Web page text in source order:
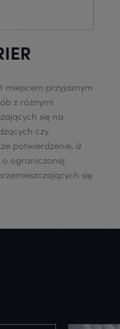
miejscem przyjaznym
z różnymi
się na
czy
potwierdzenie, iż
o ograniczonej
się